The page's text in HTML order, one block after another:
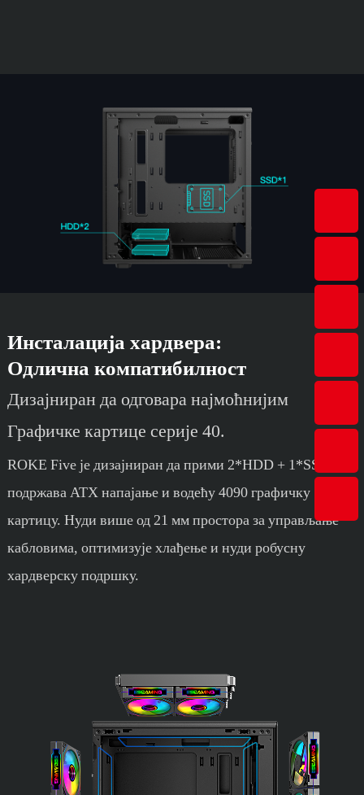
Инсталација хардвера:
Одлична компатибилност
Дизајниран да одговара најмоћнијим
Графичке картице серије 40.
ROKE Five је дизајниран да прими 2*HDD + 1*SSD,
подржава ATX напајање и водећу 4090 графичку
картицу. Нуди више од 21 мм простора за управљање
кабловима, оптимизује хлађење и нуди робусну
хардверску подршку.